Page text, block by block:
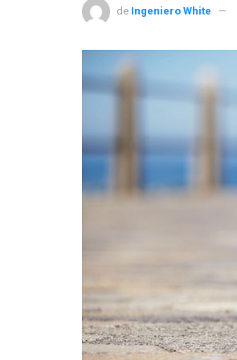
de Ingeniero White